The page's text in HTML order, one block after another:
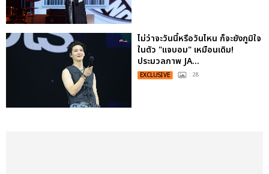
ไม่ว่าจะวันนี้หรือวันไหน ก็จะยังภูมิใจ
ในตัว "แจบอม" เหมือนเดิม!
ประมวลภาพ JA...
EXCLUSIVE : 28